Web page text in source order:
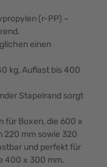
(r-PP) –
einen
kg, Auflast bis 400
Stapelrand sorgt
für Boxen, die 600 x
220 mm sowie 320
und perfekt für
400 x 300 mm.